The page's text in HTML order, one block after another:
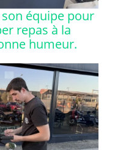
équipe pour
repas à la
humeur.